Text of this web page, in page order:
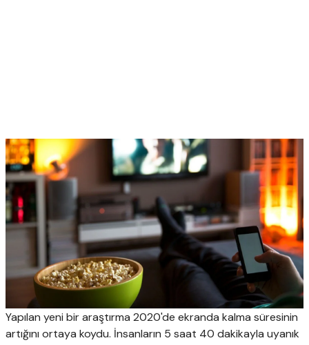
Yapılan yeni bir araştırma 2020'de ekranda kalma süresinin
artığını ortaya koydu. İnsanların 5 saat 40 dakikayla uyanık